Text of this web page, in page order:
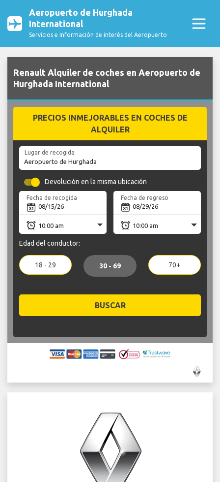
Aeropuerto de Hurghada
International
Servicios e Información de interés del Aeropuerto
Renault Alquiler de coches en Aeropuerto de
Hurghada International
PRECIOS INMEJORABLES EN COCHES DE
ALQUILER
Lugar de recogida
Devolución en la misma ubicación
Fecha de recogida Fecha de regreso
Edad del conductor:
18 - 29 30 - 69 70+
BUSCAR